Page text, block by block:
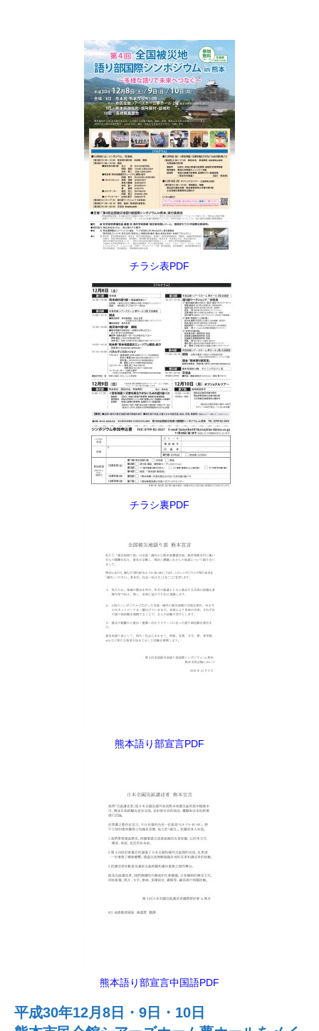
チラシ表PDF
チラシ裏PDF
熊本語り部宣言PDF
熊本語り部宣言中国語PDF
平成30年12月8日・9日・10日